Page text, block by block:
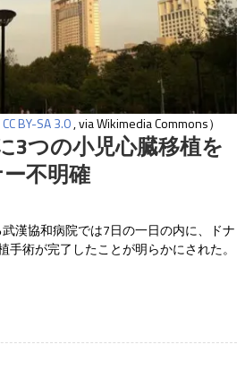
CC BY-SA 3.0, via Wikimedia Commons）
3つの小児心臓移植を
不明確
漢協和病院では7日の一日の内に、ドナ
手術が完了したことが明らかにされた。